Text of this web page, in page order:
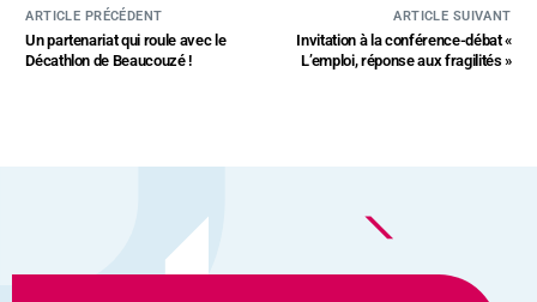
ARTICLE PRÉCÉDENT
Un partenariat qui roule avec le
Décathlon de Beaucouzé !
ARTICLE SUIVANT
Invitation à la conférence-débat «
L’emploi, réponse aux fragilités »